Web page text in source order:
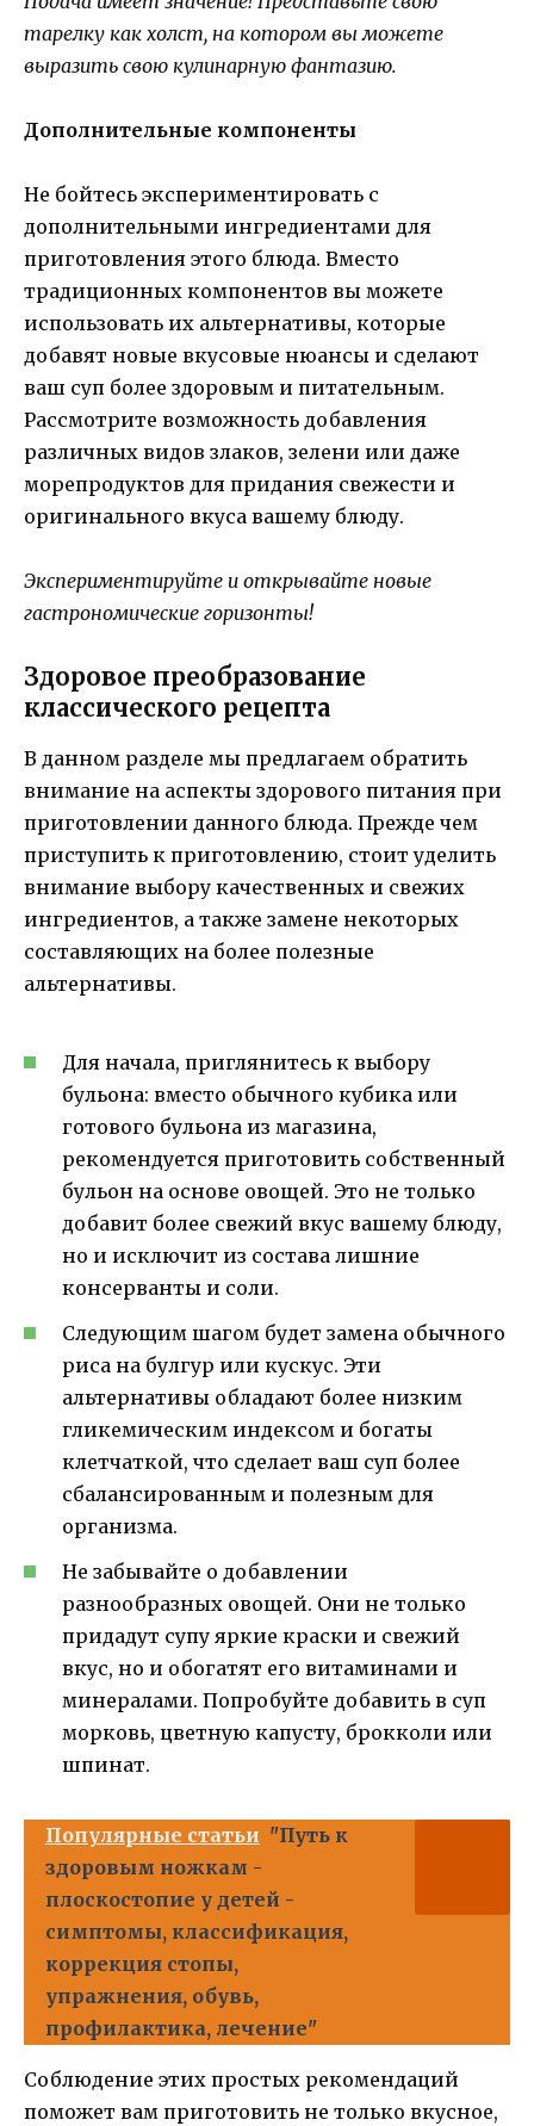
тарелку как холст, на котором вы можете
выразить свою кулинарную фантазию.
Дополнительные компоненты
Не бойтесь экспериментировать с
дополнительными ингредиентами для
приготовления этого блюда. Вместо
традиционных компонентов вы можете
использовать их альтернативы, которые
добавят новые вкусовые нюансы и сделают
ваш суп более здоровым и питательным.
Рассмотрите возможность добавления
различных видов злаков, зелени или даже
морепродуктов для придания свежести и
оригинального вкуса вашему блюду.
Экспериментируйте и открывайте новые
гастрономические горизонты!
Здоровое преобразование
классического рецепта
В данном разделе мы предлагаем обратить
внимание на аспекты здорового питания при
приготовлении данного блюда. Прежде чем
приступить к приготовлению, стоит уделить
внимание выбору качественных и свежих
ингредиентов, а также замене некоторых
составляющих на более полезные
альтернативы.
Для начала, приглянитесь к выбору
бульона: вместо обычного кубика или
готового бульона из магазина,
рекомендуется приготовить собственный
бульон на основе овощей. Это не только
добавит более свежий вкус вашему блюду,
но и исключит из состава лишние
консерванты и соли.
Следующим шагом будет замена обычного
риса на булгур или кускус. Эти
альтернативы обладают более низким
гликемическим индексом и богаты
клетчаткой, что сделает ваш суп более
сбалансированным и полезным для
организма.
Не забывайте о добавлении
разнообразных овощей. Они не только
придадут супу яркие краски и свежий
вкус, но и обогатят его витаминами и
минералами. Попробуйте добавить в суп
морковь, цветную капусту, брокколи или
шпинат.
Популярные статьи "Путь к
здоровым ножкам -
плоскостопие у детей -
симптомы, классификация,
коррекция стопы,
упражнения, обувь,
профилактика, лечение"
Соблюдение этих простых рекомендаций
поможет вам приготовить не только вкусное,